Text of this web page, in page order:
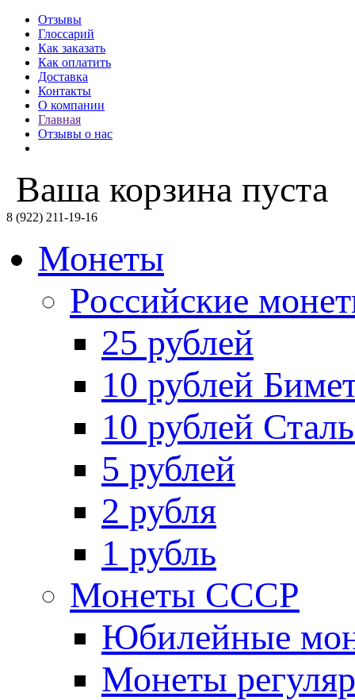
Отзывы
Глоссарий
Как заказать
Как оплатить
Доставка
Контакты
О компании
Главная
Отзывы о нас
Ваша корзина пуста
8 (922) 211-19-16
Монеты
Российские
25 рублей
10 рублей
10 рублей
5 рублей
2 рубля
1 рубль
Монеты СССР
Юбилейные
Монеты